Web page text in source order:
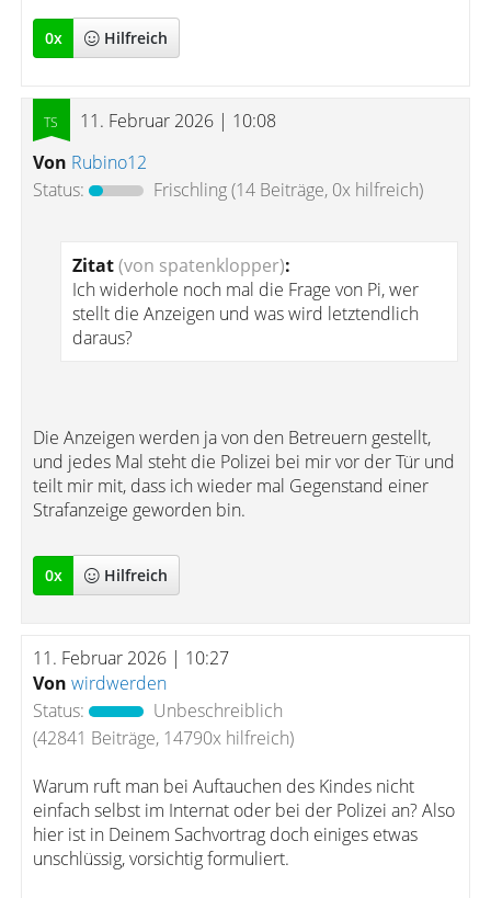
0x Hilfreich
11. Februar 2026 | 10:08
Von Rubino12
Status:
Frischling(14 Beiträge, 0x hilfreich)
Zitat(von spatenklopper):
Ich widerhole noch mal die Frage von Pi, wer
stellt die Anzeigen und was wird letztendlich
daraus?
Die Anzeigen werden ja von den Betreuern gestellt,
und jedes Mal steht die Polizei bei mir vor der Tür und
teilt mir mit, dass ich wieder mal Gegenstand einer
Strafanzeige geworden bin.
0x Hilfreich
11. Februar 2026 | 10:27
Von wirdwerden
Status:
Unbeschreiblich
(42841 Beiträge, 14790x hilfreich)
Warum ruft man bei Auftauchen des Kindes nicht
einfach selbst im Internat oder bei der Polizei an? Also
hier ist in Deinem Sachvortrag doch einiges etwas
unschlüssig, vorsichtig formuliert.